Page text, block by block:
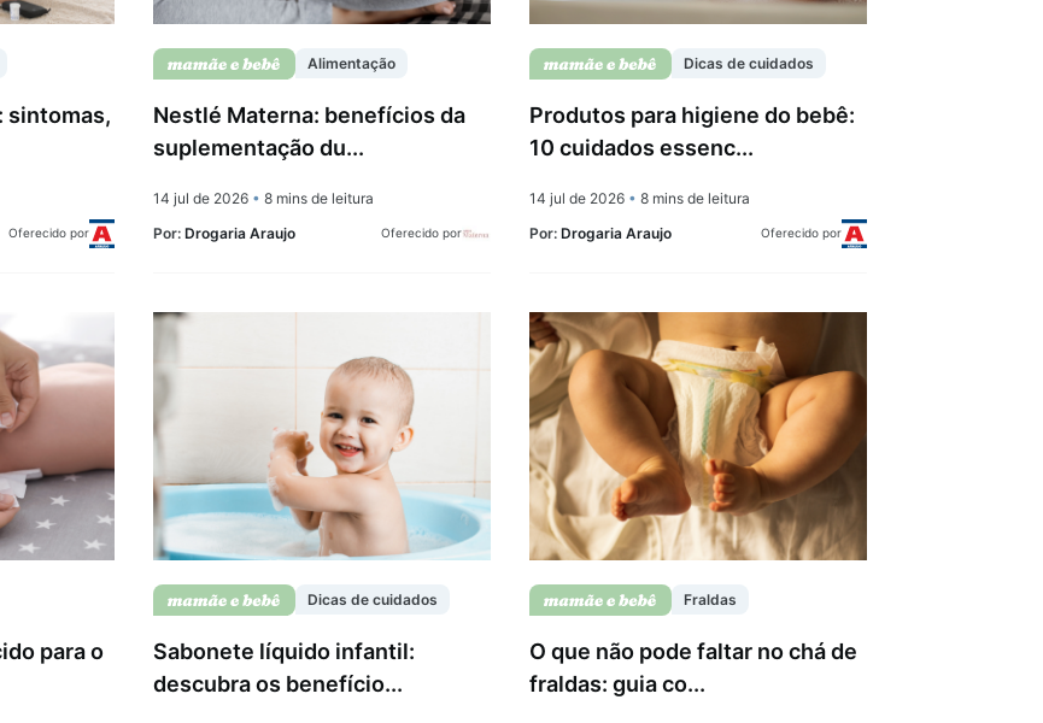
sintomas,
Oferecido por
Alimentação
Nestlé Materna: benefícios da
suplementação du...
14 jul de 2026 • 8 mins de leitura
Por: Drogaria Araujo Oferecido por
Dicas de cuidados
Produtos para higiene do bebê:
10 cuidados essenc...
14 jul de 2026 • 8 mins de leitura
Por: Drogaria Araujo Oferecido por
para o
Dicas de cuidados
Sabonete líquido infantil:
descubra os benefício...
Fraldas
O que não pode faltar no chá de
fraldas: guia co...